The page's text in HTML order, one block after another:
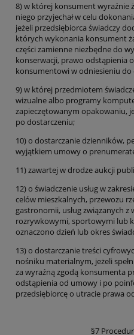
8) w której konsument wyraźnie
niego przyjechał w celu
jeżeli przedsiębiorca świadczy
których wykonania konsument
części zamienne niezbędne do
konserwacji, prawo odstąpienia
konsumentowi w odniesieniu do
9) w której przedmiotem
wizualne albo programy
zapieczętowanym opakowaniu,
po dostarczeniu;
10) o dostarczanie dzienników,
wyjątkiem umowy o
11) zawartej w drodze aukcji
12) o świadczenie usług w
celów mieszkalnych, przewozu
gastronomii, usług związanych
rozrywkowymi, sportowymi lub
oznaczono dzień lub okres
13) o dostarczanie treści
nośniku materialnym, jeżeli
za wyraźną zgodą konsumenta
odstąpienia od umowy i po
przedsiębiorcę o utracie prawa
§7